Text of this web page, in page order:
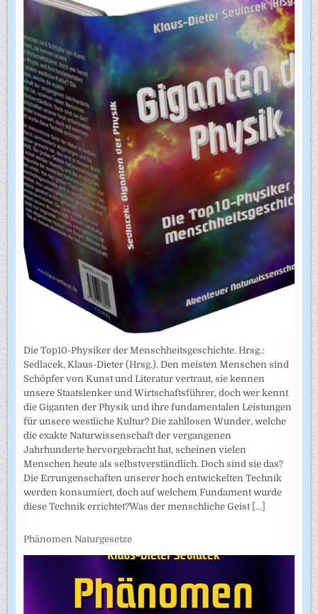
Die Top10-Physiker der Menschheitsgeschichte. Hrsg.:
Sedlacek, Klaus-Dieter (Hrsg.). Den meisten Menschen sind
Schöpfer von Kunst und Literatur vertraut, sie kennen
unsere Staatslenker und Wirtschaftsführer, doch wer kennt
die Giganten der Physik und ihre fundamentalen Leistungen
für unsere westliche Kultur? Die zahllosen Wunder, welche
die exakte Naturwissenschaft der vergangenen
Jahrhunderte hervorgebracht hat, scheinen vielen
Menschen heute als selbstverständlich. Doch sind sie das?
Die Errungenschaften unserer hoch entwickelten Technik
werden konsumiert, doch auf welchem Fundament wurde
diese Technik errichtet?Was der menschliche Geist [...]
Phänomen Naturgesetze